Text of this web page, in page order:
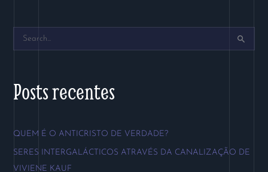
q
i
s
Posts recentes
QUEM É O ANTICRISTO DE VERDADE?
SERES INTERGALÁCTICOS ATRAVÉS DA CANALIZAÇÃO DE
VIVIENE KAUF